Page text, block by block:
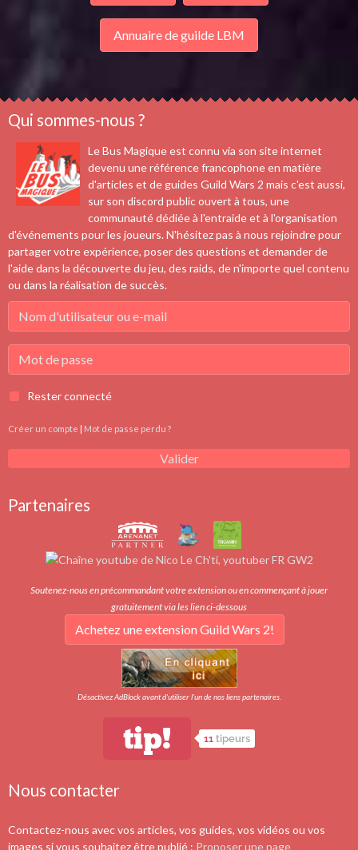
Annuaire de guilde LBM
Qui sommes-nous ?
Le Bus Magique est connu via son site internet
devenu une référence francophone en matière
d'articles et de guides Guild Wars 2 mais c'est aussi,
sur son discord public ouvert à tous, une
communauté dédiée à l'entraide et à l'organisation
d'événements pour les joueurs. N'hésitez pas à nous rejoindre pour
partager votre expérience, poser des questions et demander de
l'aide dans la découverte du jeu, des raids, de n'importe quel contenu
ou dans la réalisation de succès.
Rester connecté
Créer un compte | Mot de passe perdu ?
Valider
Partenaires
Soutenez-nous en précommandant votre extension ou en commençant à jouer
gratuitement via les lien ci-dessous
Achetez une extension Guild Wars 2!
Désactivez AdBlock avant d'utiliser l'un de nos liens partenaires.
tip! 11 tipeurs
Nous contacter
Contactez-nous avec vos articles, vos guides, vos vidéos ou vos
images si vous souhaitez être publié : Proposer une page